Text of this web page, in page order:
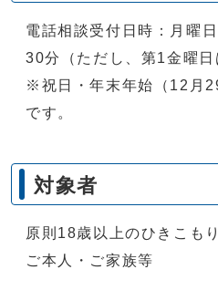
電話相談受付日時：月曜
30分（ただし、第1金曜
※祝日・年末年始（12月
です。
対象者
原則18歳以上のひきこも
ご本人・ご家族等